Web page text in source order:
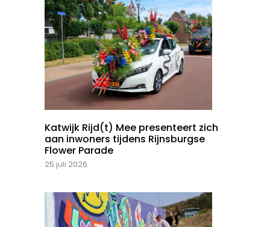
Katwijk Rijd(t) Mee presenteert zich
aan inwoners tijdens Rijnsburgse
Flower Parade
25 juli 2026